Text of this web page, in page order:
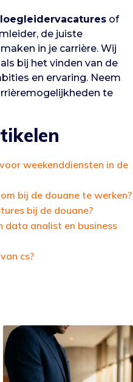
of
de juiste
in je carrière. Wij
bij het vinden van de
en ervaring. Neem
te
weekenddiensten in de
bij de douane te werken?
bij de douane?
data analist en business
cs?